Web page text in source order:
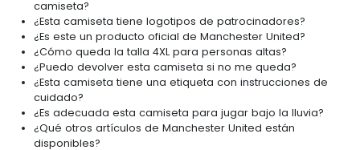
camiseta?
¿Esta camiseta tiene logotipos de patrocinadores?
¿Es este un producto oficial de Manchester United?
¿Cómo queda la talla 4XL para personas altas?
¿Puedo devolver esta camiseta si no me queda?
¿Esta camiseta tiene una etiqueta con instrucciones de
cuidado?
¿Es adecuada esta camiseta para jugar bajo la lluvia?
¿Qué otros artículos de Manchester United están
disponibles?